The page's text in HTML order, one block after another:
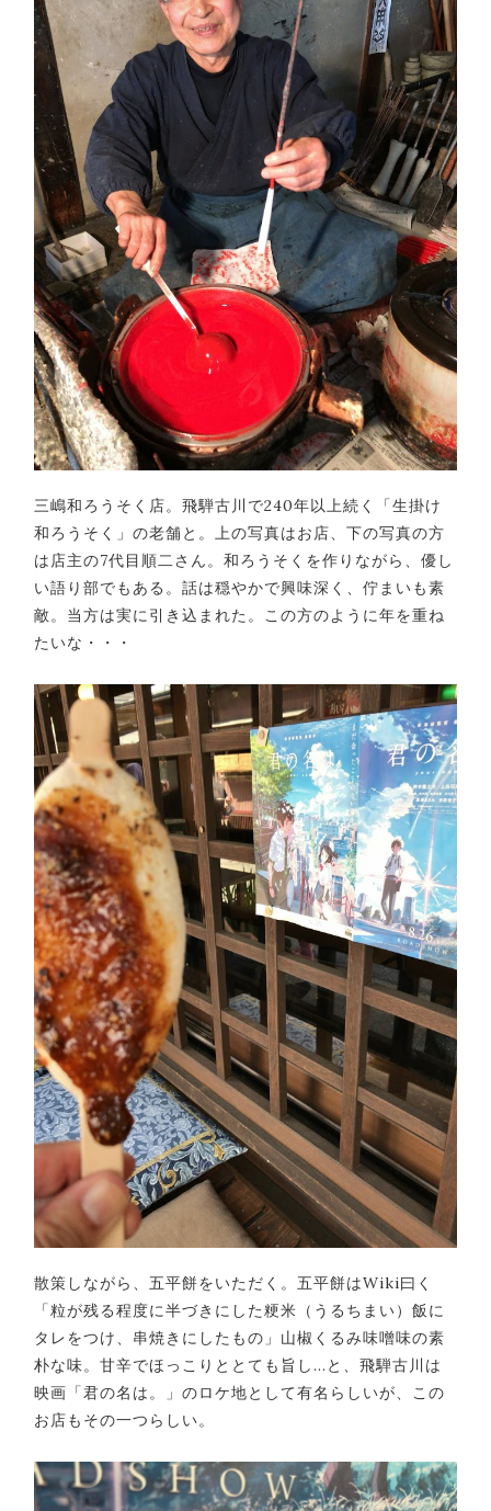
三嶋和ろうそく店。飛騨古川で240年以上続く「生掛け
和ろうそく」の老舗と。上の写真はお店、下の写真の方
は店主の7代目順二さん。和ろうそくを作りながら、優し
い語り部でもある。話は穏やかで興味深く、佇まいも素
敵。当方は実に引き込まれた。この方のように年を重ね
たいな・・・
散策しながら、五平餅をいただく。五平餅はWiki曰く
「粒が残る程度に半づきにした粳米（うるちまい）飯に
タレをつけ、串焼きにしたもの」山椒くるみ味噌味の素
朴な味。甘辛でほっこりととても旨し…と、飛騨古川は
映画「君の名は。」のロケ地として有名らしいが、この
お店もその一つらしい。